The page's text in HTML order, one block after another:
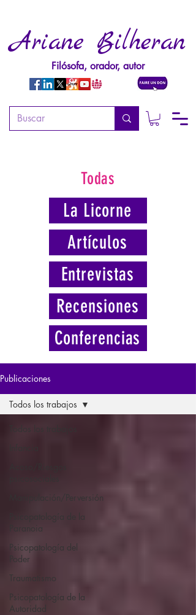
Ariane Bilheran
Filósofa, orador, autor
Todas
La Licorne
Artículos
Entrevistas
Recensiones
Conferencias
Publicaciones
Manipulación/Perversión
Psicopatología de la
Paranoia
Psicopatología del
Poder
Traumatismo
Psicopatología de la
Autoridad
Todos los trabajos